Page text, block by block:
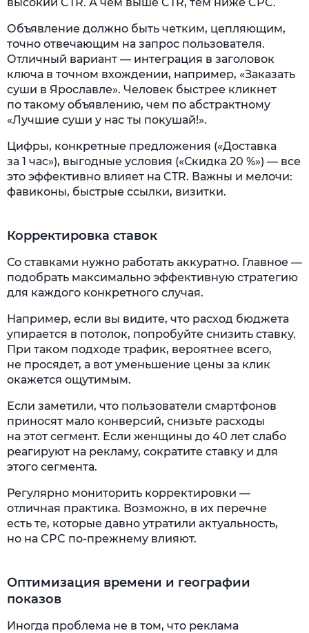
Объявление должно быть четким, цепляющим,
точно отвечающим на запрос пользователя.
Отличный вариант — интеграция в заголовок
ключа в точном вхождении, например, «Заказать
суши в Ярославле». Человек быстрее кликнет
по такому объявлению, чем по абстрактному
«Лучшие суши у нас ты покушай!».
Цифры, конкретные предложения («Доставка
за 1 час»), выгодные условия («Скидка 20 %») — все
это эффективно влияет на CTR. Важны и мелочи:
фавиконы, быстрые ссылки, визитки.
Корректировка ставок
Со ставками нужно работать аккуратно. Главное —
подобрать максимально эффективную стратегию
для каждого конкретного случая.
Например, если вы видите, что расход бюджета
упирается в потолок, попробуйте снизить ставку.
При таком подходе трафик, вероятнее всего,
не просядет, а вот уменьшение цены за клик
окажется ощутимым.
Если заметили, что пользователи смартфонов
приносят мало конверсий, снизьте расходы
на этот сегмент. Если женщины до 40 лет слабо
реагируют на рекламу, сократите ставку и для
этого сегмента.
Регулярно мониторить корректировки —
отличная практика. Возможно, в их перечне
есть те, которые давно утратили актуальность,
но на CPC по-прежнему влияют.
Оптимизация времени и географии
показов
Иногда проблема не в том, что реклама